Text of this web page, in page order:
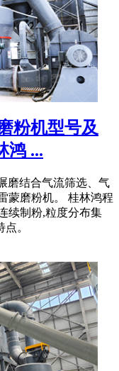
粉机型号及
鸿 ...
磨结合气流筛选、气
蒙磨粉机。 桂林鸿程
续制粉,粒度分布集
。